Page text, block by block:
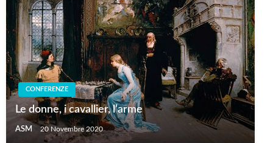
CONFERENZE
Le donne, i cavallier, l’arme
ASM 20 Novembre 2020